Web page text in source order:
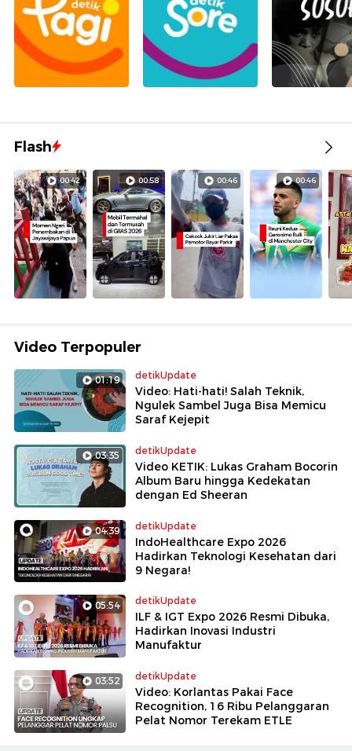
Flash
00:42 00:58 00:46 00:46
Video Terpopuler
01:19 detikUpdate
Video: Hati-hati! Salah Teknik,
Ngulek Sambel Juga Bisa Memicu
Saraf Kejepit
03:35 detikUpdate
Video KETIK: Lukas Graham Bocorin
Album Baru hingga Kedekatan
dengan Ed Sheeran
04:39 detikUpdate
IndoHealthcare Expo 2026
Hadirkan Teknologi Kesehatan dari
9 Negara!
05:54 detikUpdate
ILF & IGT Expo 2026 Resmi Dibuka,
Hadirkan Inovasi Industri
Manufaktur
03:52 detikUpdate
Video: Korlantas Pakai Face
Recognition, 16 Ribu Pelanggaran
Pelat Nomor Terekam ETLE